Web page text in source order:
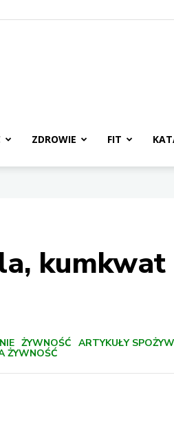
ZDROWIE FIT
ŻYWNOŚĆ ARTYKUŁY
ŻYWNOŚĆ